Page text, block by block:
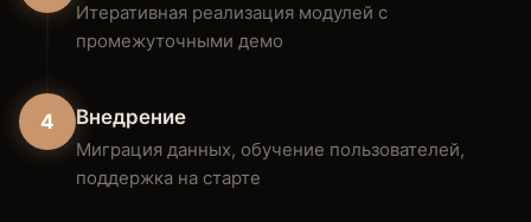
Итеративная реализация модулей с
промежуточными демо
4 Внедрение
Миграция данных, обучение пользователей,
поддержка на старте